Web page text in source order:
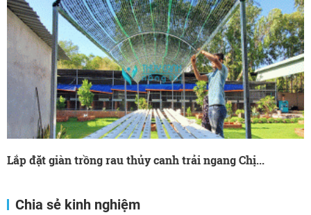
Lắp đặt giàn trồng rau thủy canh trải ngang Chị...
Chia sẻ kinh nghiệm